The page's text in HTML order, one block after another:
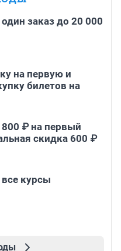
заказ до 20 000
на первую и
билетов на
₽ на первый
скидка 600 ₽
курсы